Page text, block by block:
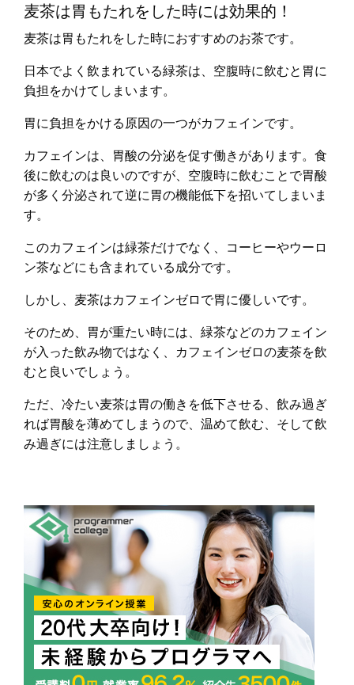
麦茶は胃もたれをした時には効果的！
麦茶は胃もたれをした時におすすめのお茶です。
日本でよく飲まれている緑茶は、空腹時に飲むと胃に
負担をかけてしまいます。
胃に負担をかける原因の一つがカフェインです。
カフェインは、胃酸の分泌を促す働きがあります。食
後に飲むのは良いのですが、空腹時に飲むことで胃酸
が多く分泌されて逆に胃の機能低下を招いてしまいま
す。
このカフェインは緑茶だけでなく、コーヒーやウーロ
ン茶などにも含まれている成分です。
しかし、麦茶はカフェインゼロで胃に優しいです。
そのため、胃が重たい時には、緑茶などのカフェイン
が入った飲み物ではなく、カフェインゼロの麦茶を飲
むと良いでしょう。
ただ、冷たい麦茶は胃の働きを低下させる、飲み過ぎ
れば胃酸を薄めてしまうので、温めて飲む、そして飲
み過ぎには注意しましょう。